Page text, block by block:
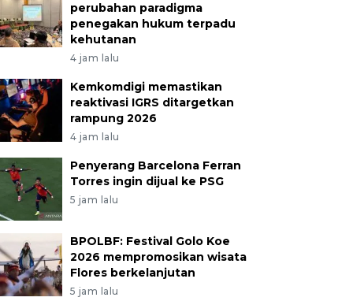
perubahan paradigma
penegakan hukum terpadu
kehutanan
4 jam lalu
Kemkomdigi memastikan
reaktivasi IGRS ditargetkan
rampung 2026
4 jam lalu
Penyerang Barcelona Ferran
Torres ingin dijual ke PSG
5 jam lalu
BPOLBF: Festival Golo Koe
2026 mempromosikan wisata
Flores berkelanjutan
5 jam lalu